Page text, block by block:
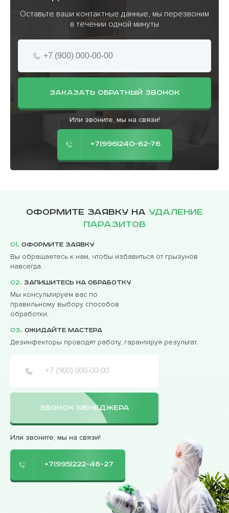
Оставьте ваши контактные данные, мы перезвоним
в течении одной минуты
ЗАКАЗАТЬ ОБРАТНЫЙ ЗВОНОК
Или звоните, мы на связи!
+7(996)240-62-76
Оформите заявку на удаление
паразитов
01. Оформите заявку
Вы обращаетесь к нам, чтобы избавиться от грызунов
навсегда.
02. Запишитесь на обработку
Мы консультируем вас по
правильному выбору способов
обработки.
03. Ожидайте мастера
Дезинфекторы проводят работу, гарантируя результат.
ЗВОНОК МЕНЕДЖЕРА
Или звоните, мы на связи!
+7(995)222-46-27